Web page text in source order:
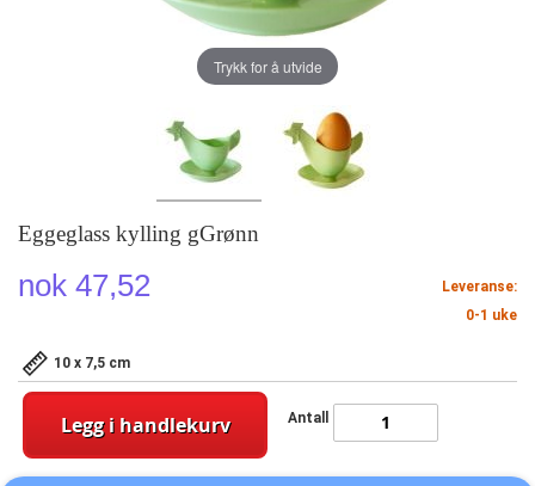
Eggeglass kylling gGrønn
nok 47,52
Leveranse:
0-1 uke
10 x 7,5 cm
Antall
Legg i handlekurv
Trykk for å utvide